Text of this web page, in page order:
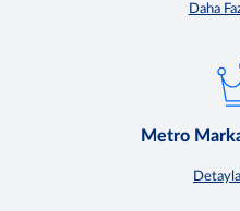
Daha
Metro